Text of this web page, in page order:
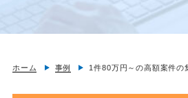
ホーム 事例 1件80万円～の高額案件の